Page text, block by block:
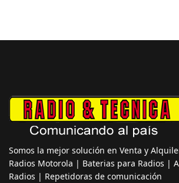
Somos la mejor solución en Venta y
Radios Motorola | Baterias para Radios |
Radios | Repetidoras de comunicación